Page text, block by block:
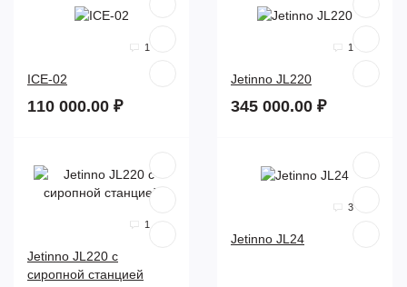
1
ICE-02
110 000.00 ₽
1
Jetinno JL220
345 000.00 ₽
1
Jetinno JL220 с
сиропной станцией
3
Jetinno JL24